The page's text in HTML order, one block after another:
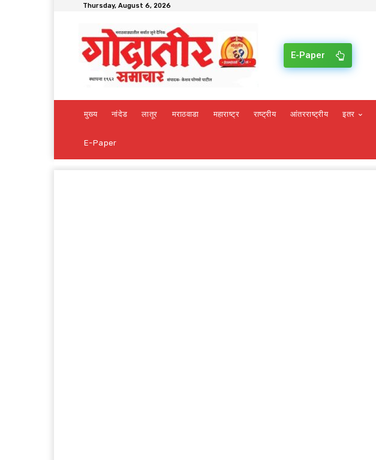
Thursday, August 6, 2026
E-Paper
मुख्य नांदेड लातूर मराठवाडा महाराष्ट्र राष्ट्रीय आंतरराष्ट्रीय इतर
E-Paper